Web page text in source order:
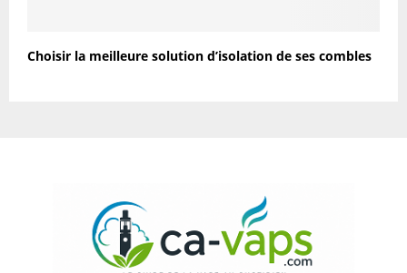
Choisir la meilleure solution d’isolation de ses combles